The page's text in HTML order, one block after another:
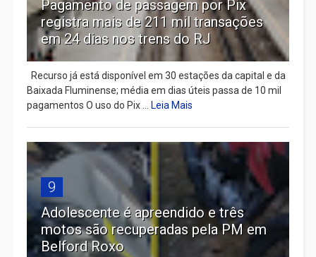
Pagamento de passagem por Pix
registra mais de 211 mil transações
em 24 dias nos trens do RJ
Recurso já está disponível em 30 estações da capital e da
Baixada Fluminense; média em dias úteis passa de 10 mil
pagamentos O uso do Pix ... Leia Mais
9
Adolescente é apreendido e três
motos são recuperadas pela PM em
Belford Roxo